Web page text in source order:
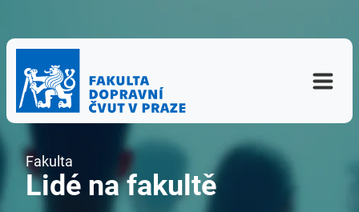
Fakulta
Lidé na fakultě